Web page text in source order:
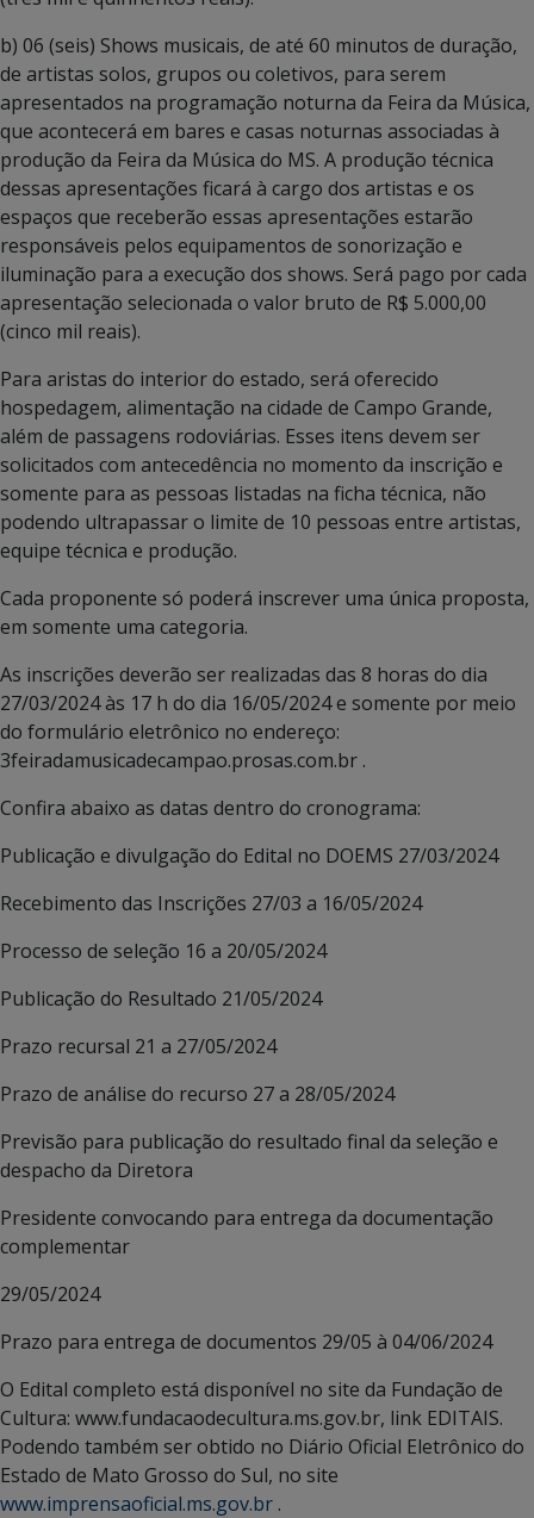
b) 06 (seis) Shows musicais, de até 60 minutos de duração,
de artistas solos, grupos ou coletivos, para serem
apresentados na programação noturna da Feira da Música,
que acontecerá em bares e casas noturnas associadas à
produção da Feira da Música do MS. A produção técnica
dessas apresentações ficará à cargo dos artistas e os
espaços que receberão essas apresentações estarão
responsáveis pelos equipamentos de sonorização e
iluminação para a execução dos shows. Será pago por cada
apresentação selecionada o valor bruto de R$ 5.000,00
(cinco mil reais).
Para aristas do interior do estado, será oferecido
hospedagem, alimentação na cidade de Campo Grande,
além de passagens rodoviárias. Esses itens devem ser
solicitados com antecedência no momento da inscrição e
somente para as pessoas listadas na ficha técnica, não
podendo ultrapassar o limite de 10 pessoas entre artistas,
equipe técnica e produção.
Cada proponente só poderá inscrever uma única proposta,
em somente uma categoria.
As inscrições deverão ser realizadas das 8 horas do dia
27/03/2024 às 17 h do dia 16/05/2024 e somente por meio
do formulário eletrônico no endereço:
3feiradamusicadecampao.prosas.com.br .
Confira abaixo as datas dentro do cronograma:
Publicação e divulgação do Edital no DOEMS 27/03/2024
Recebimento das Inscrições 27/03 a 16/05/2024
Processo de seleção 16 a 20/05/2024
Publicação do Resultado 21/05/2024
Prazo recursal 21 a 27/05/2024
Prazo de análise do recurso 27 a 28/05/2024
Previsão para publicação do resultado final da seleção e
despacho da Diretora
Presidente convocando para entrega da documentação
complementar
29/05/2024
Prazo para entrega de documentos 29/05 à 04/06/2024
O Edital completo está disponível no site da Fundação de
Cultura: www.fundacaodecultura.ms.gov.br, link EDITAIS.
Podendo também ser obtido no Diário Oficial Eletrônico do
Estado de Mato Grosso do Sul, no site
www.imprensaoficial.ms.gov.br .